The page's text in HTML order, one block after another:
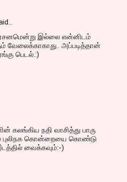
இல்லை என்னிடம்
வேலைக்காகாது.. அப்படித்தான்
பெடல்.:)
கலங்கிய நதி வாசித்து பாரு
புலிநக கொன்றையை கொண்டு
வைக்கவும்:-)